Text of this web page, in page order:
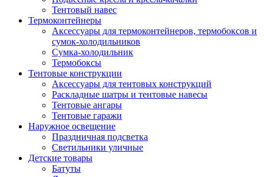
Тентовый навес
Термоконтейнеры
Аксессуары для термоконтейнеров, термобоксов и
сумок-холодильников
Сумка-холодильник
Термобоксы
Тентовые конструкции
Аксессуары для тентовых конструкций
Раскладные шатры и тентовые навесы
Тентовые ангары
Тентовые гаражи
Наружное освещение
Праздничная подсветка
Светильники уличные
Детские товары
Батуты